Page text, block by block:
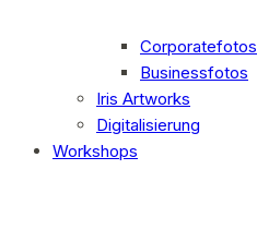
Corporatefotos
Businessfotos
Iris Artworks
Digitalisierung
Workshops